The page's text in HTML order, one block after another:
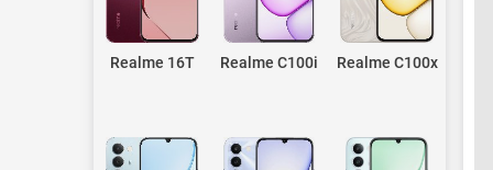
Realme 16T Realme C100i Realme C100x